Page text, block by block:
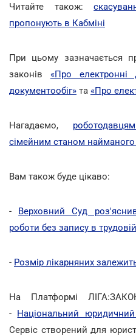
Читайте також:
пропонують в Кабміні
При цьому зазначається
законів «Про електронні
документообіг» та «Про
Нагадаємо,
сімейним станом найманого
Вам також буде цікаво:
- Верховний Суд
роботи без запису в
- Розмір лікарняних
На Платформі
- Національний юридичний
Сервіс створений для